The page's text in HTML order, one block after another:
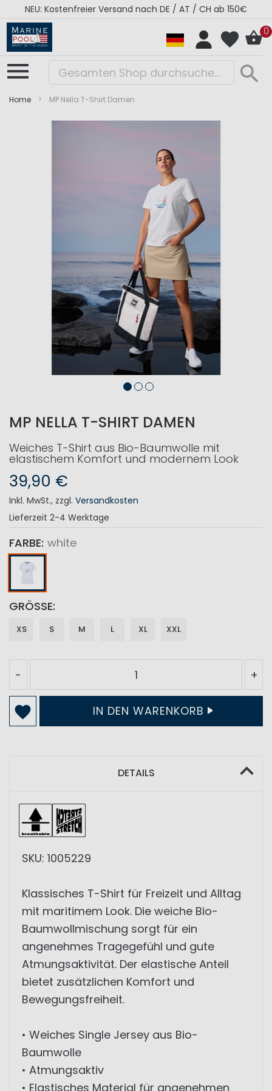
NEU: Kostenfreier Versand nach DE / AT / CH ab 150€
0
Home MP Nella T-Shirt Damen
MP NELLA T-SHIRT DAMEN
Weiches T-Shirt aus Bio-Baumwolle mit
elastischem Komfort und modernem Look
39,90 €
Inkl. MwSt., zzgl. Versandkosten
Lieferzeit 2-4 Werktage
FARBE white
GRÖSSE
XS S M L XL XXL
- +
IN DEN WARENKORB
DETAILS
SKU: 1005229
Klassisches T-Shirt für Freizeit und Alltag
mit maritimem Look. Die weiche Bio-
Baumwollmischung sorgt für ein
angenehmes Tragegefühl und gute
Atmungsaktivität. Der elastische Anteil
bietet zusätzlichen Komfort und
Bewegungsfreiheit.
• Weiches Single Jersey aus Bio-
Baumwolle
• Atmungsaktiv
• Elastisches Material für angenehmen